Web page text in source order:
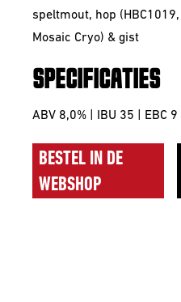
speltmout, hop
Mosaic Cryo) & gist
SPECIFICATIES
ABV 8,0% | IBU 35 | EBC 9
BESTEL IN DE
WEBSHOP